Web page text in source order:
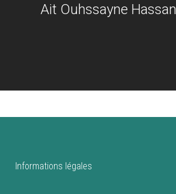
Ait Ouhssayne Hassan
Informations légales